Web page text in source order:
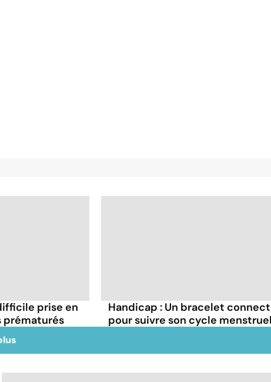
prise en
prématurés
Handicap : Un bracelet
pour suivre son cycle menstruel